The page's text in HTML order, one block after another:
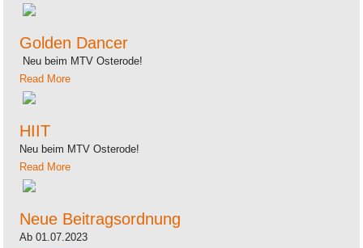
Golden Dancer
Neu beim MTV Osterode!
Read More
HIIT
Neu beim MTV Osterode!
Read More
Neue Beitragsordnung
Ab 01.07.2023